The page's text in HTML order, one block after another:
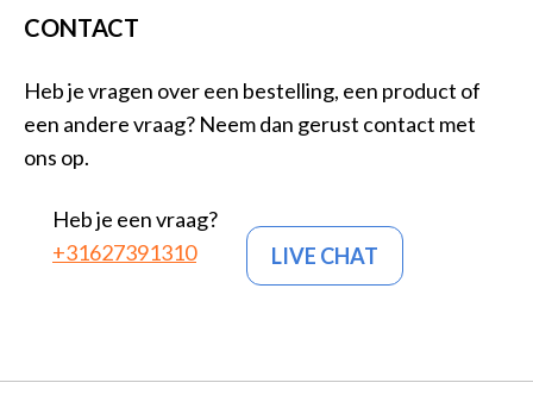
CONTACT
Heb je vragen over een bestelling, een product of
een andere vraag? Neem dan gerust contact met
ons op.
Heb je een vraag?
+31627391310
LIVE CHAT